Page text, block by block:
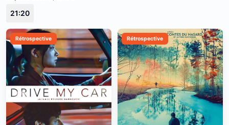
21:20
Rétrospective Rétrospective